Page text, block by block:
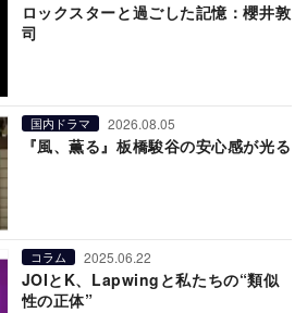
ロックスターと過ごした記憶：櫻井敦
司
国内ドラマ 2026.08.05
『風、薫る』板橋駿谷の安心感が光る
コラム 2025.06.22
JOIとK、Lapwingと私たちの“類似
性の正体”